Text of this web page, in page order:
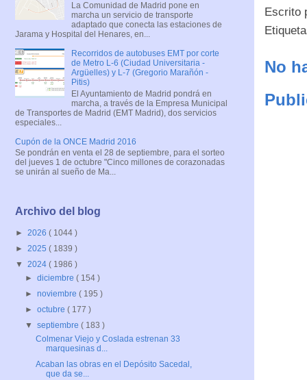
Escrito
No
La Comunidad de Madrid pone en
marcha un servicio de transporte
adaptado que conecta las estaciones de
Jarama y Hospital del Henares, en...
Recorridos de autobuses EMT por corte
de Metro L-6 (Ciudad Universitaria -
Argüelles) y L-7 (Gregorio Marañón -
Pitis)
El Ayuntamiento de Madrid pondrá en
marcha, a través de la Empresa Municipal
de Transportes de Madrid (EMT Madrid), dos servicios
especiales...
Cupón de la ONCE Madrid 2016
Se pondrán en venta el 28 de septiembre, para el sorteo
del jueves 1 de octubre "Cinco millones de corazonadas
se unirán al sueño de Ma...
Archivo del blog
► 2026 ( 1044 )
► 2025 ( 1839 )
▼ 2024 ( 1986 )
►diciembre( 154 )
►noviembre( 195 )
►octubre( 177 )
▼septiembre( 183 )
Colmenar Viejo y Coslada estrenan 33
marquesinas d...
Acaban las obras en el Depósito Sacedal,
que da se...